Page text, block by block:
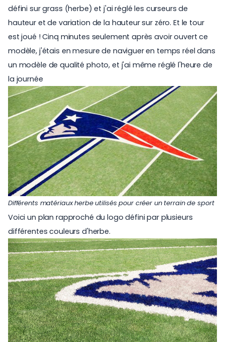
défini sur grass (herbe) et j'ai réglé les curseurs de
hauteur et de variation de la hauteur sur zéro. Et le tour
est joué ! Cinq minutes seulement après avoir ouvert ce
modèle, j'étais en mesure de naviguer en temps réel dans
un modèle de qualité photo, et j'ai même réglé l'heure de
la journée
Différents matériaux herbe utilisés pour créer un terrain de sport
Voici un plan rapproché du logo défini par plusieurs
différentes couleurs d'herbe.